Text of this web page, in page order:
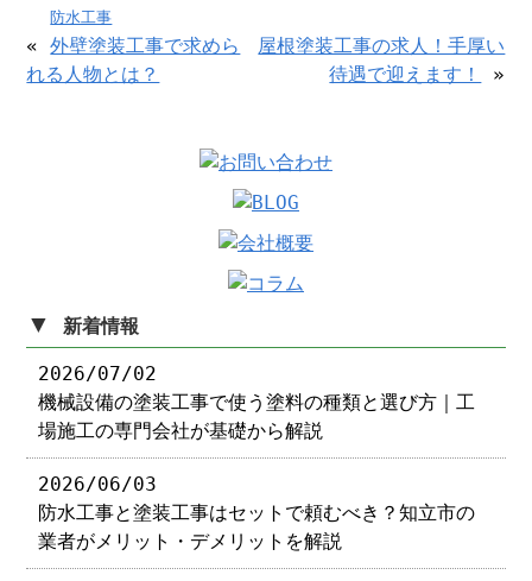
防水工事
«外壁塗装工事で求めら
れる人物とは？
屋根塗装工事の求人！手厚い
待遇で迎えます！
»
▼ 新着情報
2026/07/02
機械設備の塗装工事で使う塗料の種類と選び方｜工
場施工の専門会社が基礎から解説
2026/06/03
防水工事と塗装工事はセットで頼むべき？知立市の
業者がメリット・デメリットを解説